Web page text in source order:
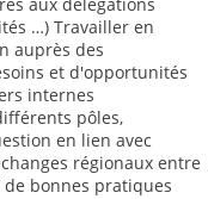
…) Travailler en
auprès des
et d'opportunités
internes
pôles,
en lien avec
régionaux entre
de bonnes pratiques